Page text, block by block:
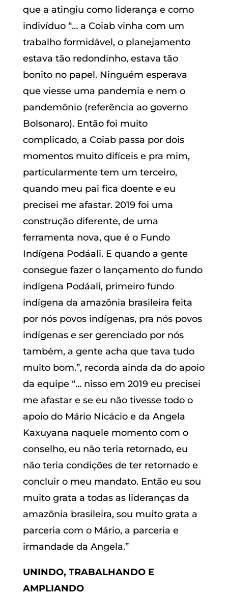
que a atingiu como liderança e como
indivíduo “… a Coiab vinha com um
trabalho formidável, o planejamento
estava tão redondinho, estava tão
bonito no papel. Ninguém esperava
que viesse uma pandemia e nem o
pandemônio (referência ao governo
Bolsonaro). Então foi muito
complicado, a Coiab passa por dois
momentos muito difíceis e pra mim,
particularmente tem um terceiro,
quando meu pai fica doente e eu
precisei me afastar. 2019 foi uma
construção diferente, de uma
ferramenta nova, que é o Fundo
Indígena Podáali. E quando a gente
consegue fazer o lançamento do fundo
indígena Podáali, primeiro fundo
indígena da amazônia brasileira feita
por nós povos indígenas, pra nós povos
indígenas e ser gerenciado por nós
também, a gente acha que tava tudo
muito bom.”, recorda ainda da do apoio
da equipe “… nisso em 2019 eu precisei
me afastar e se eu não tivesse todo o
apoio do Mário Nicácio e da Angela
Kaxuyana naquele momento com o
conselho, eu não teria retornado, eu
não teria condições de ter retornado e
concluir o meu mandato. Então eu sou
muito grata a todas as lideranças da
amazônia brasileira, sou muito grata a
parceria com o Mário, a parceria e
irmandade da Angela.”
UNINDO, TRABALHANDO E
AMPLIANDO